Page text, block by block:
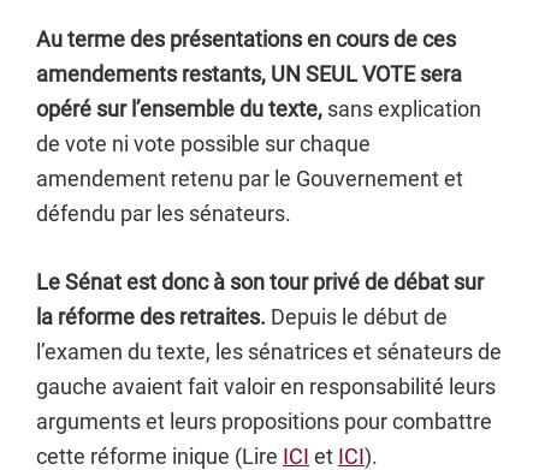
Au terme des présentations en cours de ces
amendements restants, UN SEUL VOTE sera
opéré sur l’ensemble du texte, sans explication
de vote ni vote possible sur chaque
amendement retenu par le Gouvernement et
défendu par les sénateurs.
Le Sénat est donc à son tour privé de débat sur
la réforme des retraites. Depuis le début de
l’examen du texte, les sénatrices et sénateurs de
gauche avaient fait valoir en responsabilité leurs
arguments et leurs propositions pour combattre
cette réforme inique (Lire ICI et ICI).